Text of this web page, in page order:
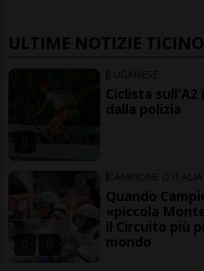
ULTIME NOTIZIE TICINO
LUGANESE
Ciclista
dalla polizia
CAMPIONE D'ITALIA
Quando
«piccola
il Circuito più
mondo